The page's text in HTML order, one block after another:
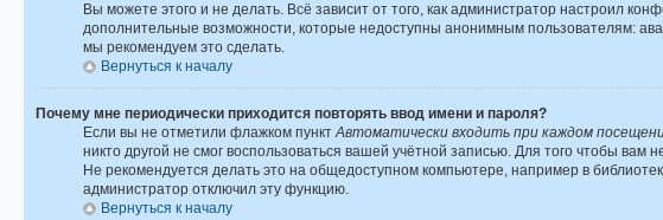
Вы можете этого и не делать. Всё зависит от того, как администратор настроил
дополнительные возможности, которые недоступны анонимным пользователям:
мы рекомендуем это сделать.
Вернуться к началу
Почему мне периодически приходится повторять ввод имени и пароля?
Если вы не отметили флажком пунктАвтоматически входить при каждом
никто другой не смог воспользоваться вашей учётной записью. Для того чтобы
Не рекомендуется делать это на общедоступном компьютере, например в
администратор отключил эту функцию.
Вернуться к началу